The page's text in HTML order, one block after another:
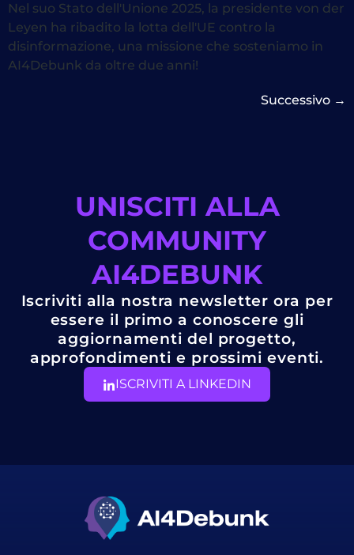
Nel suo Stato dell'Unione 2025, la presidente von der
Leyen ha ribadito la lotta dell'UE contro la
disinformazione, una missione che sosteniamo in
AI4Debunk da oltre due anni!
Successivo →
UNISCITI ALLA
COMMUNITY
AI4DEBUNK
Iscriviti alla nostra newsletter ora per
essere il primo a conoscere gli
aggiornamenti del progetto,
approfondimenti e prossimi eventi.
ISCRIVITI A LINKEDIN